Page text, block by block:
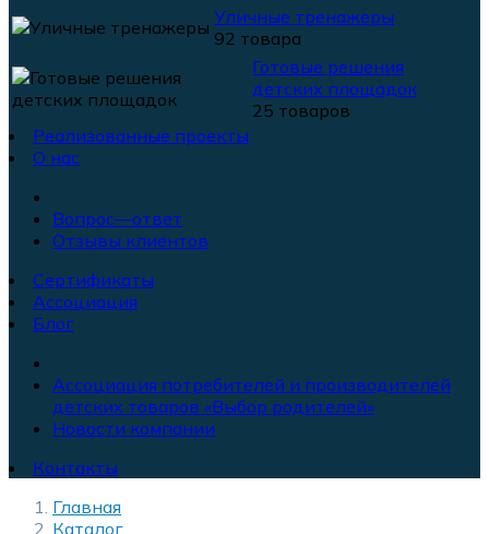
Уличные тренажеры
92 товара
Готовые решения
детских площадок
25 товаров
Реализованные проекты
О нас
Вопрос—ответ
Отзывы клиентов
Сертификаты
Ассоциация
Блог
Ассоциация потребителей и производителей
детских товаров «Выбор родителей»
Новости компании
Контакты
Главная
Каталог